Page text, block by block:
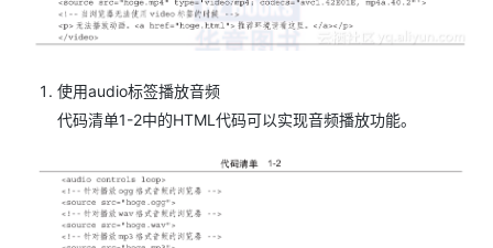
使用audio标签播放音频
代码清单1-2中的HTML代码可以实现音频播放功能。